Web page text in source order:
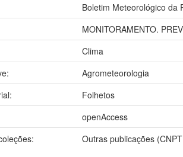
Boletim Meteorológico da
MONITORAMENTO.
Clima
Agrometeorologia
Folhetos
openAccess
Outras publicações